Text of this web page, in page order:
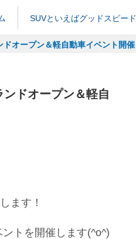
SUVといえばグッドスピード
ープン＆軽自動車イベント開催
ドオープン＆軽自
ます！
トを開催します(^o^)